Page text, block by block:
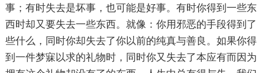
事；有时失去是坏事，也可能是好事。有时你得到一些东
西时却又要失去一些东西。就像：你用邪恶的手段得到了
些什么，同时你却失去了你以前的纯真与善良。如果你得
到一件梦寐以求的礼物时，同时你又失去了本应有而因为